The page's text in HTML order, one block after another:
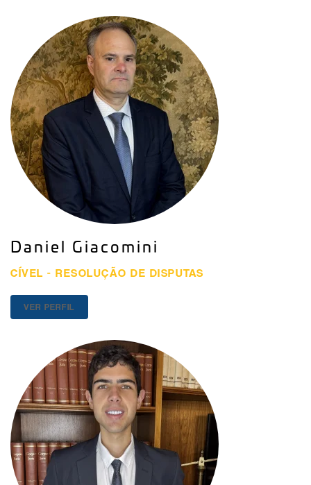
Daniel Giacomini
CÍVEL - RESOLUÇÃO DE DISPUTAS
VER PERFIL